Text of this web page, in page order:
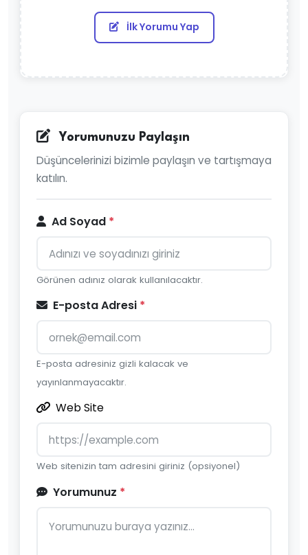
İlk Yorumu Yap
Yorumunuzu Paylaşın
Düşüncelerinizi bizimle paylaşın ve tartışmaya
katılın.
Ad Soyad *
Görünen adınız olarak kullanılacaktır.
E-posta Adresi *
E-posta adresiniz gizli kalacak ve
yayınlanmayacaktır.
Web Site
Web sitenizin tam adresini giriniz (opsiyonel)
Yorumunuz *